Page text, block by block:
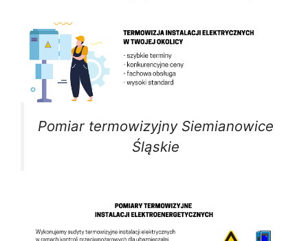
Pomiar termowizyjny Siemianowice
Śląskie